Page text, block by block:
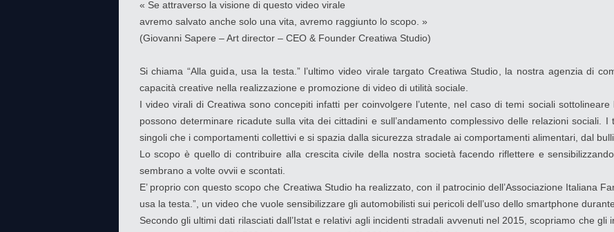
« Se attraverso la visione di questo video virale
avremo salvato anche solo una vita, avremo raggiunto lo scopo. »
(Giovanni Sapere – Art director – CEO & Founder Creatiwa Studio)
Si chiama “Alla guida, usa la testa.” l’ultimo video virale targato Creatiwa Studio, la nostra agenzia di
capacità creative nella realizzazione e promozione di video di utilità sociale.
I video virali di Creatiwa sono concepiti infatti per coinvolgere l’utente, nel caso di temi sociali
possono determinare ricadute sulla vita dei cittadini e sull’andamento complessivo delle relazioni sociali.
singoli che i comportamenti collettivi e si spazia dalla sicurezza stradale ai comportamenti alimentari, dal
Lo scopo è quello di contribuire alla crescita civile della nostra società facendo riflettere e
sembrano a volte ovvii e scontati.
E’ proprio con questo scopo che Creatiwa Studio ha realizzato, con il patrocinio dell’Associazione Italiana
usa la testa.”, un video che vuole sensibilizzare gli automobilisti sui pericoli dell’uso dello smartphone
Secondo gli ultimi dati rilasciati dall’Istat e relativi agli incidenti stradali avvenuti nel 2015, scopriamo che gli